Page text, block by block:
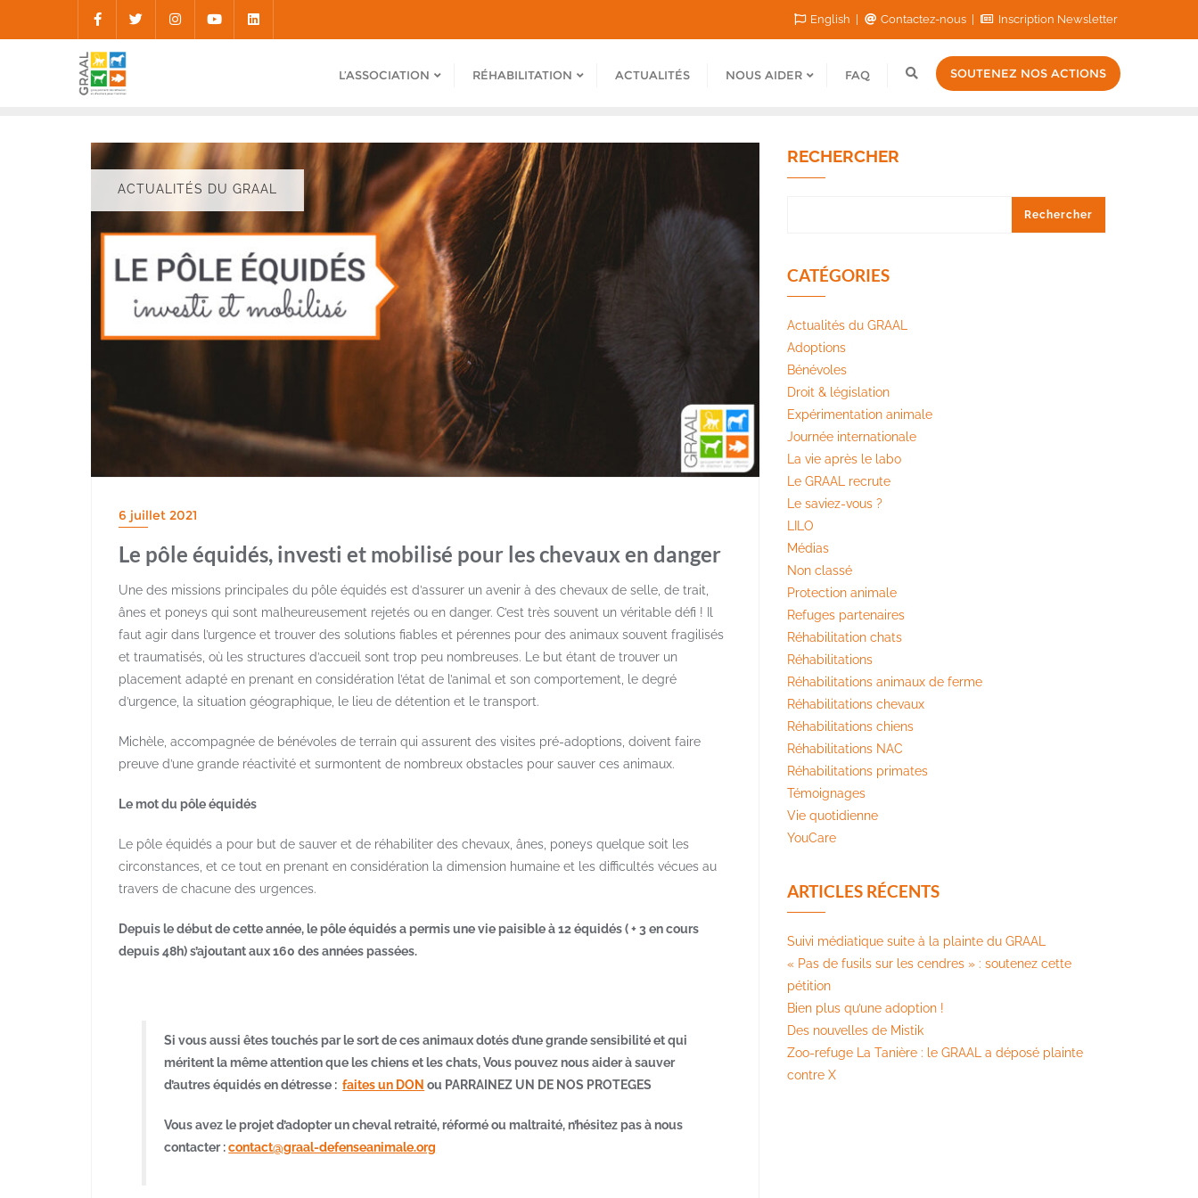
English Contactez-nous Inscription Newsletter
L’ASSOCIATION RÉHABILITATION ACTUALITÉS NOUS AIDER FAQ SOUTENEZ NOS ACTIONS
ACTUALITÉS DU GRAAL
6 juillet 2021
Le pôle équidés, investi et mobilisé pour les chevaux en danger
Une des missions principales du pôle équidés est d’assurer un avenir à des chevaux de selle, de trait,
ânes et poneys qui sont malheureusement rejetés ou en danger. C’est très souvent un véritable défi ! Il
faut agir dans l’urgence et trouver des solutions fiables et pérennes pour des animaux souvent fragilisés
et traumatisés, où les structures d’accueil sont trop peu nombreuses. Le but étant de trouver un
placement adapté en prenant en considération l’état de l’animal et son comportement, le degré
d’urgence, la situation géographique, le lieu de détention et le transport.
Michèle, accompagnée de bénévoles de terrain qui assurent des visites pré-adoptions, doivent faire
preuve d’une grande réactivité et surmontent de nombreux obstacles pour sauver ces animaux.
Le mot du pôle équidés
Le pôle équidés a pour but de sauver et de réhabiliter des chevaux, ânes, poneys quelque soit les
circonstances, et ce tout en prenant en considération la dimension humaine et les difficultés vécues au
travers de chacune des urgences.
Depuis le début de cette année, le pôle équidés a permis une vie paisible à 12 équidés ( + 3 en cours
depuis 48h) s’ajoutant aux 160 des années passées.
Si vous aussi êtes touchés par le sort de ces animaux dotés d’une grande sensibilité et qui
méritent la même attention que les chiens et les chats, Vous pouvez nous aider à sauver
d’autres équidés en détresse : faites un DON ou PARRAINEZ UN DE NOS PROTEGES
Vous avez le projet d’adopter un cheval retraité, réformé ou maltraité, n’hésitez pas à nous
contacter :contact@graal-defenseanimale.org
RECHERCHER
Rechercher
CATÉGORIES
Actualités du GRAAL
Adoptions
Bénévoles
Droit & législation
Expérimentation animale
Journée internationale
La vie après le labo
Le GRAAL recrute
Le saviez-vous ?
LILO
Médias
Non classé
Protection animale
Refuges partenaires
Réhabilitation chats
Réhabilitations
Réhabilitations animaux de ferme
Réhabilitations chevaux
Réhabilitations chiens
Réhabilitations NAC
Réhabilitations primates
Témoignages
Vie quotidienne
YouCare
ARTICLES RÉCENTS
Suivi médiatique suite à la plainte du GRAAL
« Pas de fusils sur les cendres » : soutenez cette
pétition​
Bien plus qu’une adoption !
Des nouvelles de Mistik
Zoo-refuge La Tanière : le GRAAL a déposé plainte
contre X